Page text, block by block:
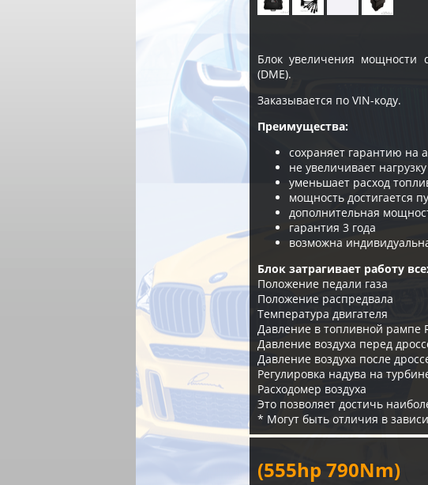
Блок увеличения мощности
(DME).
Заказывается по VIN-коду.
Преимущества:
сохраняет гарантию на
не увеличивает
уменьшает расход
мощность достигается
дополнительная
гарантия 3 года
возможна
Блок затрагивает работу
Положение педали газа
Положение распредвала
Температура двигателя
Давление в топливной рампе
Давление воздуха перед
Давление воздуха после
Регулировка надува на
Расходомер воздуха
Это позволяет достичь
* Могут быть отличия в
(555hp 790Nm)